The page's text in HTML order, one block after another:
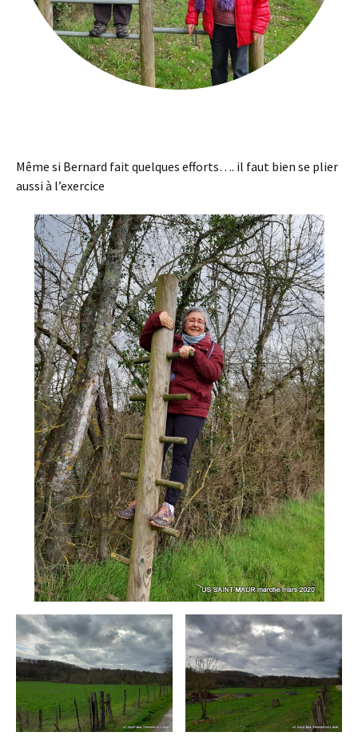
Même si Bernard fait quelques efforts…. il faut bien se plier
aussi à l’exercice